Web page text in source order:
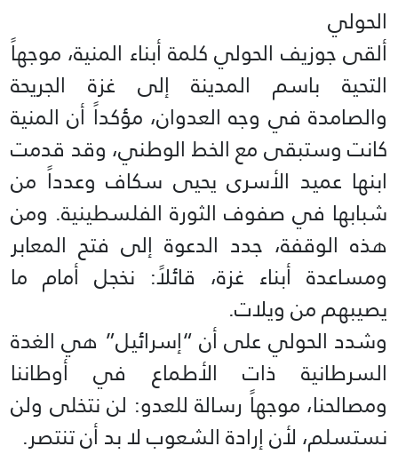
الحولي
ألقى جوزيف الحولي كلمة أبناء المنية، موجهاً
التحية باسم المدينة إلى غزة الجريحة
والصامدة في وجه العدوان، مؤكداً أن المنية
كانت وستبقى مع الخط الوطني، وقد قدمت
ابنها عميد الأسرى يحيى سكاف وعدداً من
شبابها في صفوف الثورة الفلسطينية. ومن
هذه الوقفة، جدد الدعوة إلى فتح المعابر
ومساعدة أبناء غزة، قائلاً: نخجل أمام ما
يصيبهم من ويلات.
وشدد الحولي على أن “إسرائيل” هي الغدة
السرطانية ذات الأطماع في أوطاننا
ومصالحنا، موجهاً رسالة للعدو: لن نتخلى ولن
نستسلم، لأن إرادة الشعوب لا بد أن تنتصر.